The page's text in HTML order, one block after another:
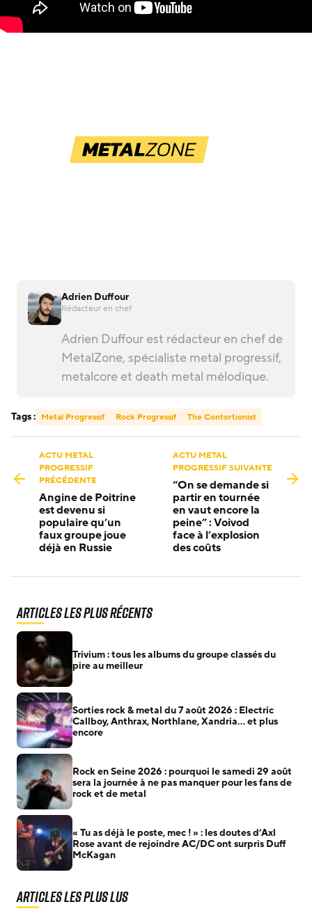
Adrien Duffour
Rédacteur en chef
Adrien Duffour est rédacteur en chef de
MetalZone, spécialiste metal progressif,
metalcore et death metal mélodique.
Tags : Metal Progressif Rock Progressif The Contortionist
ACTU METAL
PROGRESSIF
PRÉCÉDENTE
Angine de Poitrine
est devenu si
populaire qu’un
faux groupe joue
déjà en Russie
ACTU METAL
PROGRESSIF SUIVANTE
“On se demande si
partir en tournée
en vaut encore la
peine” : Voivod
face à l’explosion
des coûts
Articles les plus récents
Trivium : tous les albums du groupe classés du
pire au meilleur
Sorties rock & metal du 7 août 2026 : Electric
Callboy, Anthrax, Northlane, Xandria… et plus
encore
Rock en Seine 2026 : pourquoi le samedi 29 août
sera la journée à ne pas manquer pour les fans de
rock et de metal
« Tu as déjà le poste, mec ! » : les doutes d’Axl
Rose avant de rejoindre AC/DC ont surpris Duff
McKagan
Articles les plus lus